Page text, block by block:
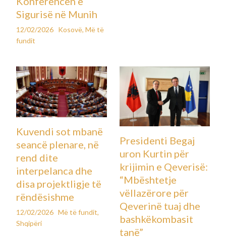
Sigurisë në Munih
12/02/2026 Kosovë,Më të
fundit
Kuvendi sot mbanë
seancë plenare, në
rend dite
interpelanca dhe
disa projektligje të
rëndësishme
12/02/2026 Më të fundit,
Shqipëri
Presidenti Begaj
uron Kurtin për
krijimin e Qeverisë:
“Mbështetje
vëllazërore për
Qeverinë tuaj dhe
bashkëkombasit
tanë”